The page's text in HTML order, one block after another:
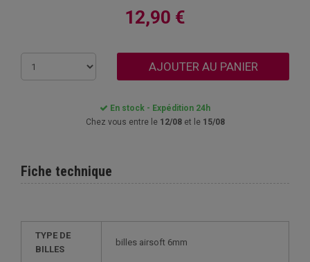
12,90 €
AJOUTER AU PANIER
En stock - Expédition 24h
Chez vous entre le 12/08et le 15/08
Fiche technique
TYPE DE
BILLES
billes airsoft 6mm